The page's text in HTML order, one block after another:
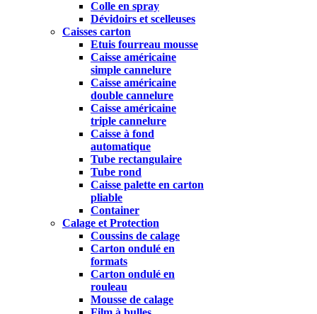
Colle en spray
Dévidoirs et scelleuses
Caisses carton
Etuis fourreau mousse
Caisse américaine
simple cannelure
Caisse américaine
double cannelure
Caisse américaine
triple cannelure
Caisse à fond
automatique
Tube rectangulaire
Tube rond
Caisse palette en carton
pliable
Container
Calage et Protection
Coussins de calage
Carton ondulé en
formats
Carton ondulé en
rouleau
Mousse de calage